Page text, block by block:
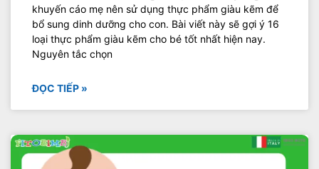
khuyến cáo mẹ nên sử dụng thực phẩm giàu kẽm để
bổ sung dinh dưỡng cho con. Bài viết này sẽ gợi ý 16
loại thực phẩm giàu kẽm cho bé tốt nhất hiện nay.
Nguyên tắc chọn
ĐỌC TIẾP »